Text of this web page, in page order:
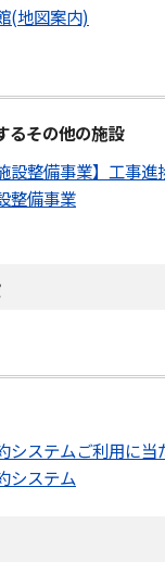
(地図案内)
るその他の施設
設整備事業】工事進
整備事業
システムご利用に当
システム